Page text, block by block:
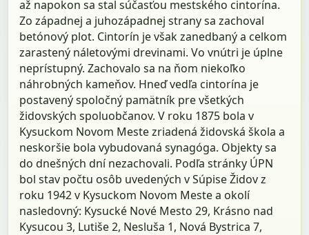
až napokon sa stal súčasťou mestského cintorína.
Zo západnej a juhozápadnej strany sa zachoval
betónový plot. Cintorín je však zanedbaný a celkom
zarastený náletovými drevinami. Vo vnútri je úplne
neprístupný. Zachovalo sa na ňom niekoľko
náhrobných kameňov. Hneď vedľa cintorína je
postavený spoločný pamätník pre všetkých
židovských spoluobčanov. V roku 1875 bola v
Kysuckom Novom Meste zriadená židovská škola a
neskoršie bola vybudovaná synagóga. Objekty sa
do dnešných dní nezachovali. Podľa stránky ÚPN
bol stav počtu osôb uvedených v Súpise Židov z
roku 1942 v Kysuckom Novom Meste a okolí
nasledovný: Kysucké Nové Mesto 29, Krásno nad
Kysucou 3, Lutiše 2, Nesluša 1, Nová Bystrica 7,